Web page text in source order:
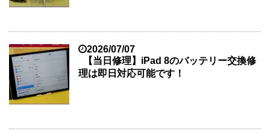
2026/07/07
【当日修理】iPad 8のバッテリー交換修
理は即日対応可能です！